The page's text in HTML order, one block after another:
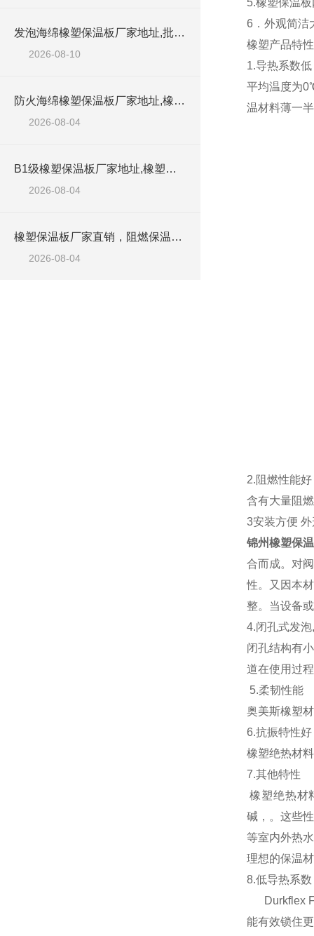
发泡海绵橡塑保温板厂家地址,批发橡塑板
2026-08-10
防火海绵橡塑保温板厂家地址,橡塑批发商
2026-08-04
B1级橡塑保温板厂家地址,橡塑板优质批发商
2026-08-04
橡塑保温板厂家直销，阻燃保温橡塑板材
2026-08-04
5.橡塑保温
6．外观简洁
橡塑产品特性
1.导热系数低
平均温度为
温材料薄一
2.阻燃性能好
含有大量阻
3安装方便
锦州橡塑保
合而成。对
性。又因本
整。当设备
4.闭孔式发
闭孔结构有
道在使用过
5.柔韧性能
奥美斯橡塑
6.抗振特性好
橡塑绝热材
7.其他特性
橡塑绝热材
碱，。这些
等室内外热
理想的保温
8.低导热系数
Durkflex
能有效锁住